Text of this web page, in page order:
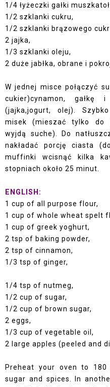
1/4 łyżeczki gałki
1/2 szklanki cukru,
1/2 szklanki brązowego
2 jajka,
1/3 szklanki oleju,
2 duże jabłka, obrane i
W jednej misce połączyć
cukier)cynamon,
(jajka,jogurt, olej).
misek (mieszać tylko do
wyjdą suche). Do
nakładać porcję ciasta
muffinki wcisnąć kilka
stopniach około 25 minut.
ENGLISH:
1 cup of all purpose flour,
1 cup of whole wheat spelt
1 cup of greek yoghurt,
2 tsp of baking powder,
2 tsp of cinnamon,
1/3 tsp of ginger,
1/4 tsp of nutmeg,
1/2 cup of sugar,
1/2 cup of brown sugar,
2 eggs,
1/3 cup of vegetable oil,
2 large apples (peeled and
Preheat your oven to
sugar and spices. In